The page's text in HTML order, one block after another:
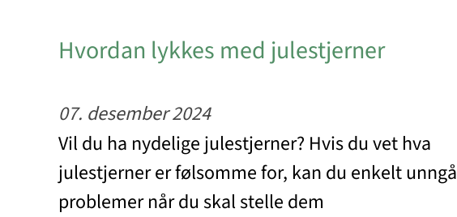
Hvordan lykkes med julestjerner
07. desember 2024
Vil du ha nydelige julestjerner? Hvis du vet hva
julestjerner er følsomme for, kan du enkelt unngå
problemer når du skal stelle dem